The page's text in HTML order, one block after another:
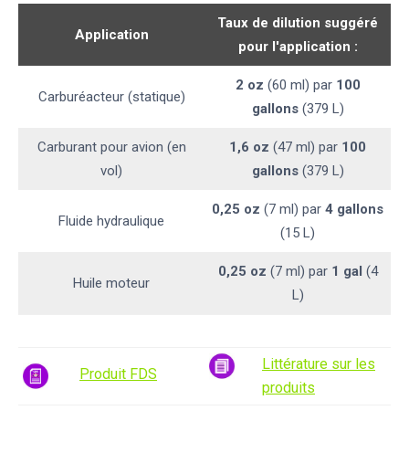
Application
Taux de dilution suggéré
pour l'application :
Carburéacteur (statique)
2 oz (60 ml) par 100
gallons(379 L)
Carburant pour avion (en
vol)
1,6 oz (47 ml) par 100
gallons(379 L)
Fluide hydraulique
0,25 oz (7 ml) par 4 gallons
(15 L)
Huile moteur
0,25 oz (7 ml) par1 gal (4
L)
Produit FDS
Littérature sur les
produits